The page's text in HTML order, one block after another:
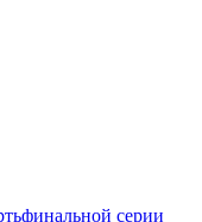
серии